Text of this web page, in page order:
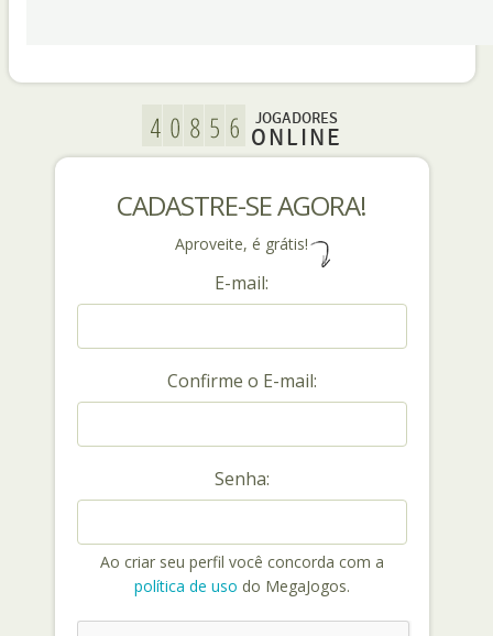
JOGADORES
ONLINE
CADASTRE-SE AGORA!
Aproveite, é grátis!
E-mail:
Confirme o E-mail:
Senha:
Ao criar seu perfil você concorda com a
política de uso do MegaJogos.